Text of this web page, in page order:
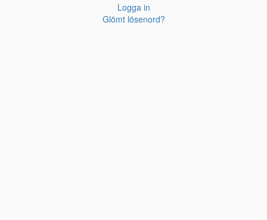
Logga in
Glömt lösenord?